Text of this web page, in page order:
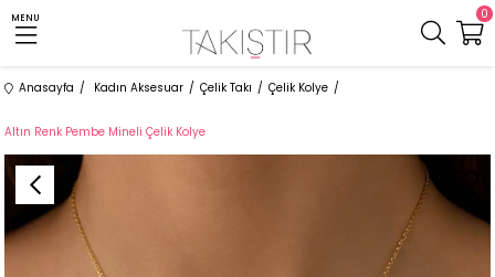
MENU 0
Anasayfa Kadın Aksesuar Çelik Takı Çelik Kolye
Altın Renk Pembe Mineli Çelik Kolye